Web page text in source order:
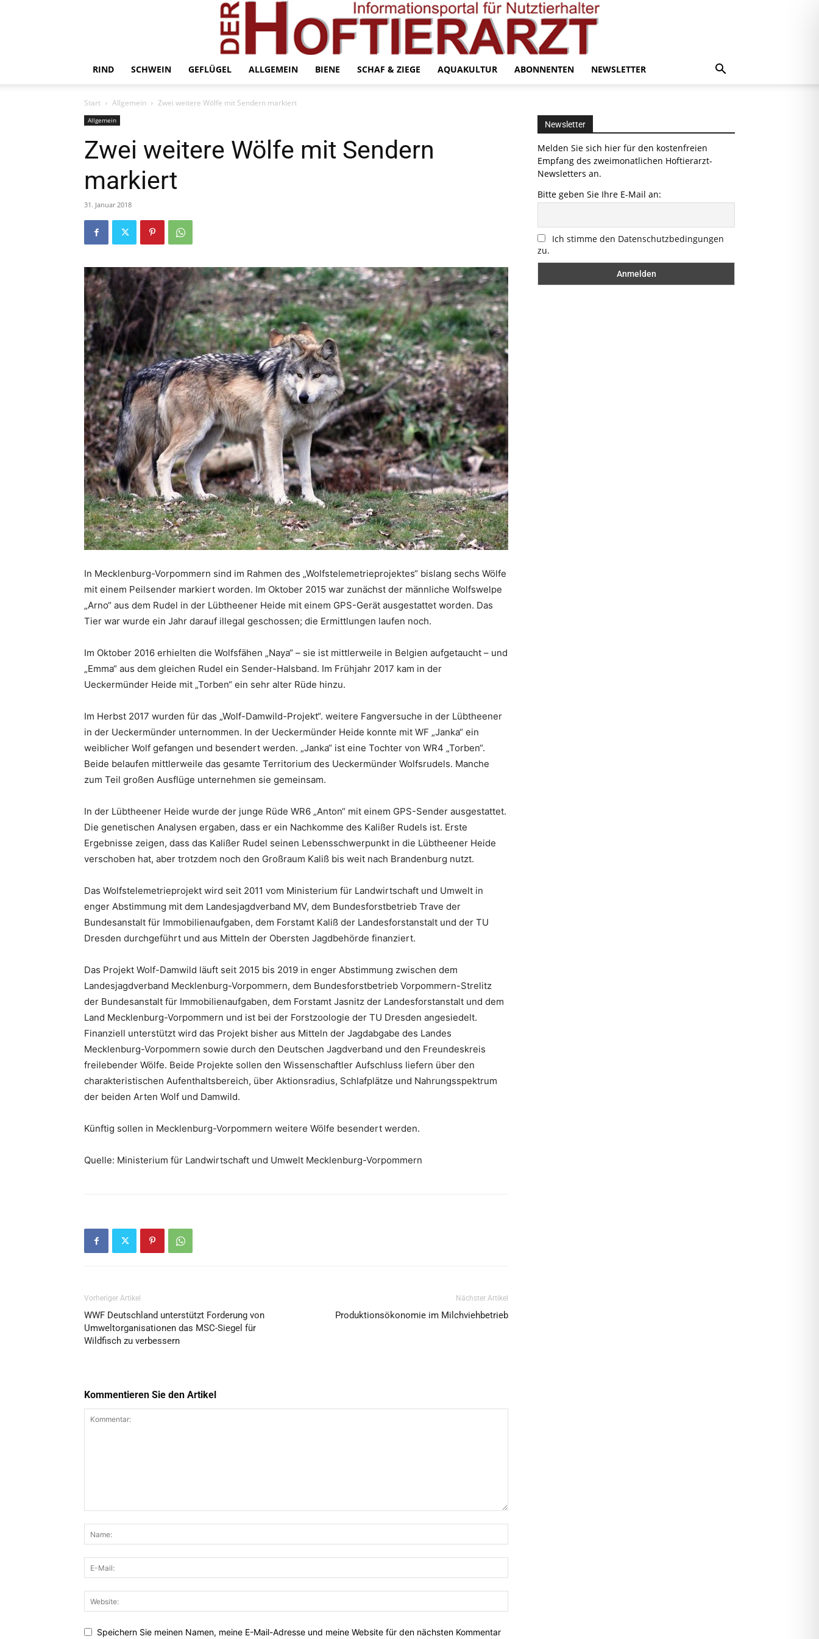
RIND SCHWEIN GEFLÜGEL ALLGEMEIN BIENE SCHAF & ZIEGE AQUAKULTUR ABONNENTEN NEWSLETTER
Start Allgemein Zwei weitere Wölfe mit Sendern markiert
Allgemein
Zwei weitere Wölfe mit Sendern
markiert
31. Januar 2018
In Mecklenburg-Vorpommern sind im Rahmen des „Wolfstelemetrieprojektes“ bislang sechs Wölfe
mit einem Peilsender markiert worden. Im Oktober 2015 war zunächst der männliche Wolfswelpe
„Arno“ aus dem Rudel in der Lübtheener Heide mit einem GPS-Gerät ausgestattet worden. Das
Tier war wurde ein Jahr darauf illegal geschossen; die Ermittlungen laufen noch.
Im Oktober 2016 erhielten die Wolfsfähen „Naya“ – sie ist mittlerweile in Belgien aufgetaucht – und
„Emma“ aus dem gleichen Rudel ein Sender-Halsband. Im Frühjahr 2017 kam in der
Ueckermünder Heide mit „Torben“ ein sehr alter Rüde hinzu.
Im Herbst 2017 wurden für das „Wolf-Damwild-Projekt“. weitere Fangversuche in der Lübtheener
in der Ueckermünder unternommen. In der Ueckermünder Heide konnte mit WF „Janka“ ein
weiblicher Wolf gefangen und besendert werden. „Janka“ ist eine Tochter von WR4 „Torben“.
Beide belaufen mittlerweile das gesamte Territorium des Ueckermünder Wolfsrudels. Manche
zum Teil großen Ausflüge unternehmen sie gemeinsam.
In der Lübtheener Heide wurde der junge Rüde WR6 „Anton“ mit einem GPS-Sender ausgestattet.
Die genetischen Analysen ergaben, dass er ein Nachkomme des Kalißer Rudels ist. Erste
Ergebnisse zeigen, dass das Kalißer Rudel seinen Lebensschwerpunkt in die Lübtheener Heide
verschoben hat, aber trotzdem noch den Großraum Kaliß bis weit nach Brandenburg nutzt.
Das Wolfstelemetrieprojekt wird seit 2011 vom Ministerium für Landwirtschaft und Umwelt in
enger Abstimmung mit dem Landesjagdverband MV, dem Bundesforstbetrieb Trave der
Bundesanstalt für Immobilienaufgaben, dem Forstamt Kaliß der Landesforstanstalt und der TU
Dresden durchgeführt und aus Mitteln der Obersten Jagdbehörde finanziert.
Das Projekt Wolf-Damwild läuft seit 2015 bis 2019 in enger Abstimmung zwischen dem
Landesjagdverband Mecklenburg-Vorpommern, dem Bundesforstbetrieb Vorpommern-Strelitz
der Bundesanstalt für Immobilienaufgaben, dem Forstamt Jasnitz der Landesforstanstalt und dem
Land Mecklenburg-Vorpommern und ist bei der Forstzoologie der TU Dresden angesiedelt.
Finanziell unterstützt wird das Projekt bisher aus Mitteln der Jagdabgabe des Landes
Mecklenburg-Vorpommern sowie durch den Deutschen Jagdverband und den Freundeskreis
freilebender Wölfe. Beide Projekte sollen den Wissenschaftler Aufschluss liefern über den
charakteristischen Aufenthaltsbereich, über Aktionsradius, Schlafplätze und Nahrungsspektrum
der beiden Arten Wolf und Damwild.
Künftig sollen in Mecklenburg-Vorpommern weitere Wölfe besendert werden.
Quelle: Ministerium für Landwirtschaft und Umwelt Mecklenburg-Vorpommern
Vorheriger Artikel
WWF Deutschland unterstützt Forderung von
Umweltorganisationen das MSC-Siegel für
Wildfisch zu verbessern
Nächster Artikel
Produktionsökonomie im Milchviehbetrieb
Kommentieren Sie den Artikel
Speichern Sie meinen Namen, meine E-Mail-Adresse und meine Website für den nächsten Kommentar
Newsletter
Melden Sie sich hier für den kostenfreien
Empfang des zweimonatlichen Hoftierarzt-
Newsletters an.
Bitte geben Sie Ihre E-Mail an:
Ich stimme den Datenschutzbedingungen
zu.